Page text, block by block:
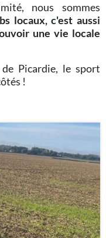
nous sommes
locaux, c'est aussi
une vie locale
Picardie, le sport
!